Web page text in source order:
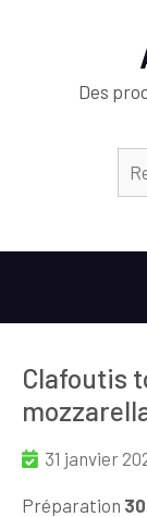
Des
Clafoutis
31 janvier
Préparation